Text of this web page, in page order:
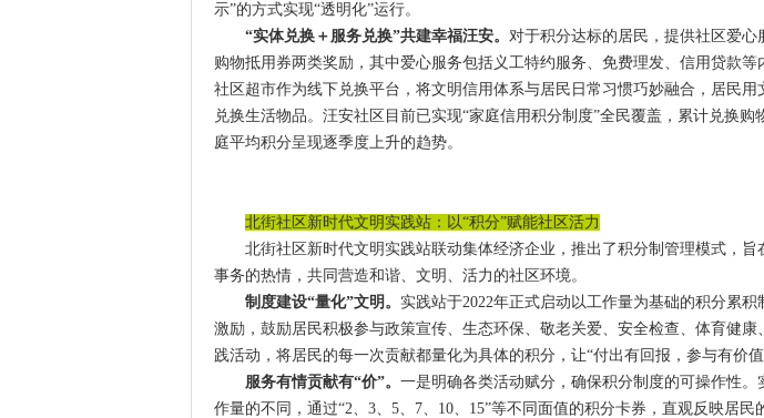
示”的方式实现“透明化”运行。
“实体兑换＋服务兑换”共建幸福汪安。 对于积分达标的居民，提供社区爱心
购物抵用券两类奖励，其中爱心服务包括义工特约服务、免费理发、信用贷款等
社区超市作为线下兑换平台，将文明信用体系与居民日常习惯巧妙融合，居民用
兑换生活物品。汪安社区目前已实现“家庭信用积分制度”全民覆盖，累计兑换购
庭平均积分呈现逐季度上升的趋势。
北街社区新时代文明实践站：以“积分”赋能社区活力
北街社区新时代文明实践站联动集体经济企业，推出了积分制管理模式，旨
事务的热情，共同营造和谐、文明、活力的社区环境。
制度建设“量化”文明。 实践站于2022年正式启动以工作量为基础的积分累积
激励，鼓励居民积极参与政策宣传、生态环保、敬老关爱、安全检查、体育健康
践活动，将居民的每一次贡献都量化为具体的积分，让“付出有回报，参与有价值
服务有情贡献有“价”。 一是明确各类活动赋分，确保积分制度的可操作性。
作量的不同，通过“2、3、5、7、10、15”等不同面值的积分卡券，直观反映居民